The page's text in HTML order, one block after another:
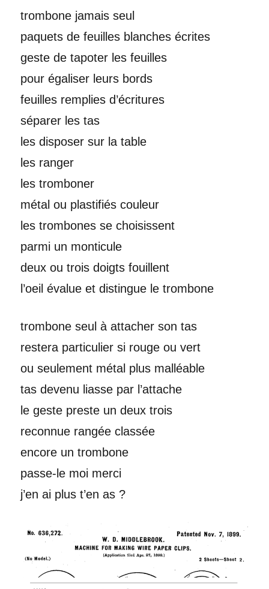
trombone jamais seul
paquets de feuilles blanches écrites
geste de tapoter les feuilles
pour égaliser leurs bords
feuilles remplies d’écritures
séparer les tas
les disposer sur la table
les ranger
les tromboner
métal ou plastifiés couleur
les trombones se choisissent
parmi un monticule
deux ou trois doigts fouillent
l’oeil évalue et distingue le trombone
trombone seul à attacher son tas
restera particulier si rouge ou vert
ou seulement métal plus malléable
tas devenu liasse par l’attache
le geste preste un deux trois
reconnue rangée classée
encore un trombone
passe-le moi merci
j’en ai plus t’en as ?